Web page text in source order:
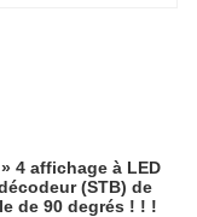
4 affichage à LED
(STB) de
de 90 degrés ! ! !